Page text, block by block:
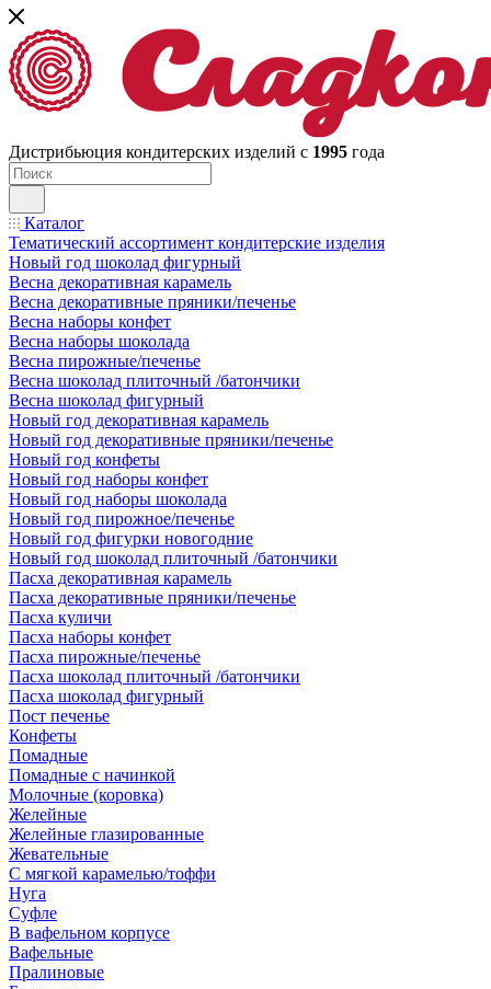
Дистрибьюция кондитерских изделий с 1995 года
Каталог
Тематический ассортимент кондитерские изделия
Новый год шоколад фигурный
Весна декоративная карамель
Весна декоративные пряники/печенье
Весна наборы конфет
Весна наборы шоколада
Весна пирожные/печенье
Весна шоколад плиточный /батончики
Весна шоколад фигурный
Новый год декоративная карамель
Новый год декоративные пряники/печенье
Новый год конфеты
Новый год наборы конфет
Новый год наборы шоколада
Новый год пирожное/печенье
Новый год фигурки новогодние
Новый год шоколад плиточный /батончики
Пасха декоративная карамель
Пасха декоративные пряники/печенье
Пасха куличи
Пасха наборы конфет
Пасха пирожные/печенье
Пасха шоколад плиточный /батончики
Пасха шоколад фигурный
Пост печенье
Конфеты
Помадные
Помадные с начинкой
Молочные (коровка)
Желейные
Желейные глазированные
Жевательные
С мягкой карамелью/тоффи
Нуга
Суфле
В вафельном корпусе
Вафельные
Пралиновые